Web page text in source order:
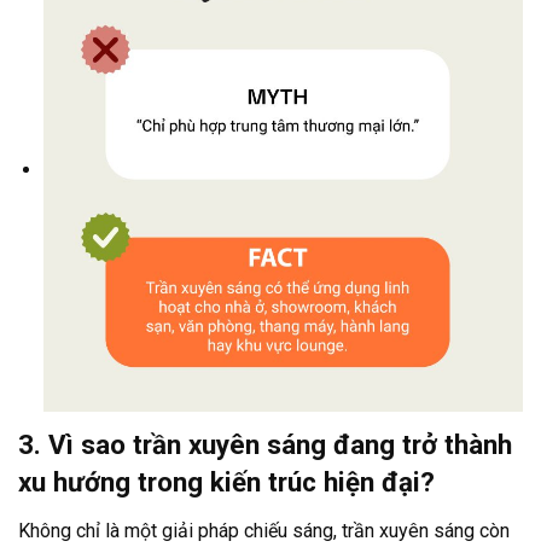
3. Vì sao trần xuyên sáng đang trở thành
xu hướng trong kiến trúc hiện đại?
Không chỉ là một giải pháp chiếu sáng, trần xuyên sáng còn